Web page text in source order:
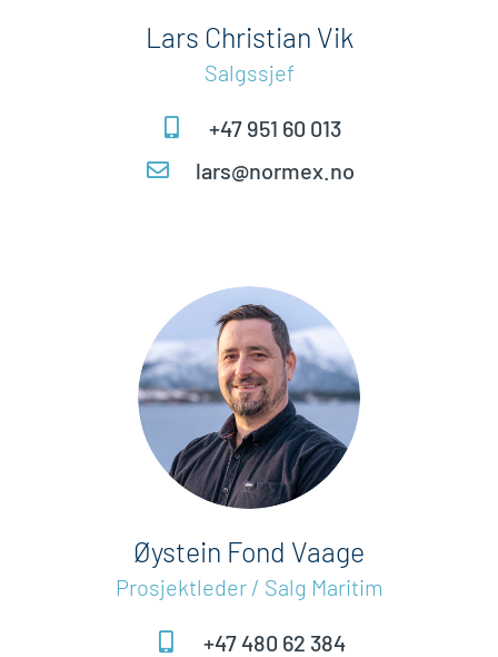
Lars Christian Vik
Salgssjef
+47 951 60 013
lars@normex.no
Øystein Fond Vaage
Prosjektleder / Salg Maritim
+47 480 62 384